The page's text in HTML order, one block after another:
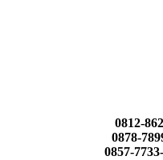
0812-
0878-
0857-